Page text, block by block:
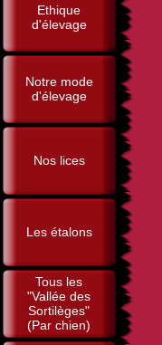
Ethique
d'élevage
Notre mode
d'élevage
Nos lices
Les étalons
Tous les
"Vallée des
Sortilèges"
(Par chien)